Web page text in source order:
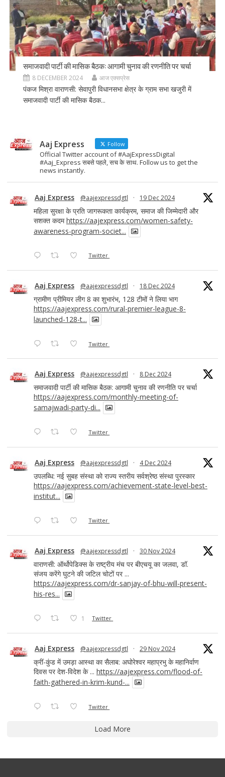
समाजवादी पार्टी की मासिक बैठक: आगामी चुनाव की रणनीति पर चर्चा
8 DECEMBER 2024 आज एक्सप्रेस
पंकज मिश्रा वाराणसी: सेवापुरी विधानसभा क्षेत्र के ग्राम सभा खजुरी में
समाजवादी पार्टी की मासिक बैठक...
Aaj Express Follow
Official Twitter account of #AajExpressDigital
#Aaj_Express सबसे पहले, सच के साथ. Follow us to get the
news instantly.
Aaj Express @aajexpressdgtl · 19 Dec 2024
महिला सुरक्षा के प्रति जागरूकता कार्यक्रम, समाज की जिम्मेदारी और
सशक्त कदमhttps://aajexpress.com/women-safety-
awareness-program-societ...
Twitter
Aaj Express @aajexpressdgtl · 18 Dec 2024
ग्रामीण प्रीमियर लीग 8 का शुभारंभ, 128 टीमों ने लिया भाग
https://aajexpress.com/rural-premier-league-8-
launched-128-t...
Twitter
Aaj Express @aajexpressdgtl · 8 Dec 2024
समाजवादी पार्टी की मासिक बैठक: आगामी चुनाव की रणनीति पर चर्चा
https://aajexpress.com/monthly-meeting-of-
samajwadi-party-di...
Twitter
Aaj Express @aajexpressdgtl · 4 Dec 2024
उपलब्धि: नई सुबह संस्था को राज्य स्तरीय सर्वश्रेष्ठ संस्था पुरस्कार
https://aajexpress.com/achievement-state-level-best-
institut...
Twitter
Aaj Express @aajexpressdgtl · 30 Nov 2024
वाराणसी: ऑर्थोपेडिक्स के राष्ट्रीय मंच पर बीएचयू का जलवा, डॉ.
संजय करेंगे घुटने की जटिल चोटों पर ...
https://aajexpress.com/dr-sanjay-of-bhu-will-present-
his-res...
1 Twitter
Aaj Express @aajexpressdgtl · 29 Nov 2024
क्रीं-कुंड में उमड़ा आस्था का सैलाब: अघोरेश्वर महाप्रभु के महानिर्वाण
दिवस पर देश-विदेश के ... https://aajexpress.com/flood-of-
faith-gathered-in-krim-kund-...
Twitter
Load More